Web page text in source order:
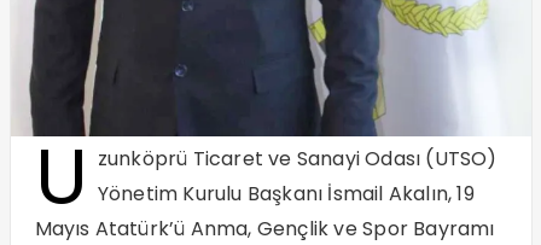
U
zunköprü Ticaret ve Sanayi Odası (UTSO)
Yönetim Kurulu Başkanı İsmail Akalın, 19
Mayıs Atatürk’ü Anma, Gençlik ve Spor Bayramı